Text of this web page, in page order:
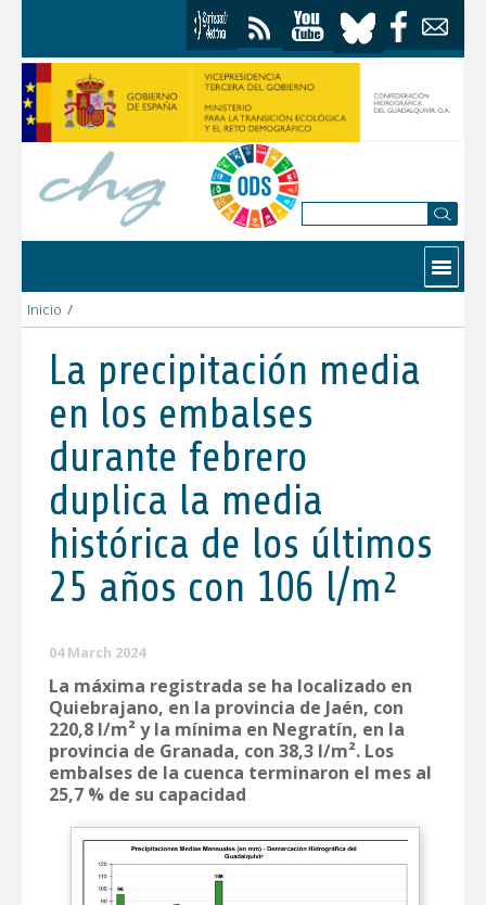
Contactar
Inicio /
La precipitación media
en los embalses
durante febrero
duplica la media
histórica de los últimos
25 años con 106 l/m²
04 March 2024
La máxima registrada se ha localizado en
Quiebrajano, en la provincia de Jaén, con
220,8 l/m² y la mínima en Negratín, en la
provincia de Granada, con 38,3 l/m². Los
embalses de la cuenca terminaron el mes al
25,7 % de su capacidad